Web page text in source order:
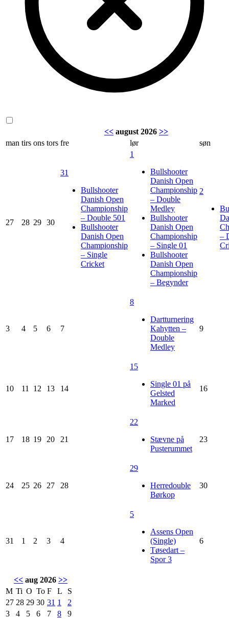
<< august 2026 >>
man tirs ons tors fre lør søn
27 28 29 30
31
Bullshooter
Danish Open
Championship
– Double 501
Bullshooter
Danish Open
Championship
– Single
Cricket
1
Bullshooter
Danish Open
Championship
– Double
Medley
Bullshooter
Danish Open
Championship
– Single 01
Bullshooter
Danish Open
Championship
– Begynder
2
–
3 4 5 6 7
8
Dartturnering
Kahytten –
Double
Medley
9
10 11 12 13 14
15
Single 01 på
Gelsted
Marked
16
17 18 19 20 21
22
Stævne på
Pusterummet
23
24 25 26 27 28
29
Herredouble
Børkop
30
31 1 2 3 4
5
Assens Open
(Single)
Tøsedart –
Spor 3
6
<< aug 2026 >>
M Ti O To F L
S
27 28 29 30 31 1
2
3
4 5 6 7 8
9